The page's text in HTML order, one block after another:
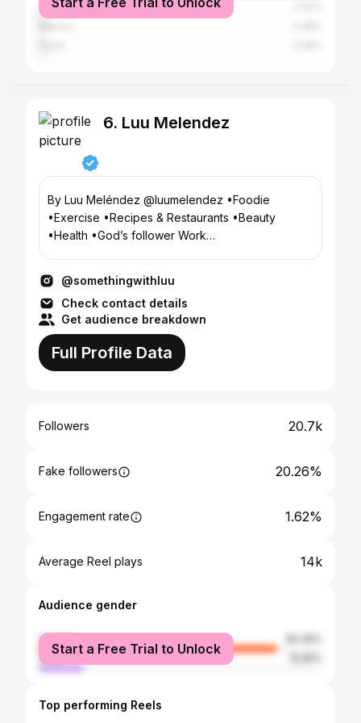
Colombia
6. Luu Melendez
By Luu Meléndez @luumelendez •Foodie
•Exercise •Recipes & Restaurants •Beauty
•Health •God’s follower Work
@somethingwithluu
Check contact details
Get audience breakdown
Full Profile Data
Followers 20.7k
Fake followers 20.26%
Engagement rate 1.62%
Average Reel plays 14k
Audience gender
female
male
Start a Free Trial to Unlock
Top performing Reels